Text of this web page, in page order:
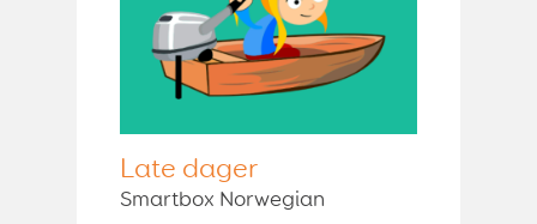
Late dager
Smartbox Norwegian